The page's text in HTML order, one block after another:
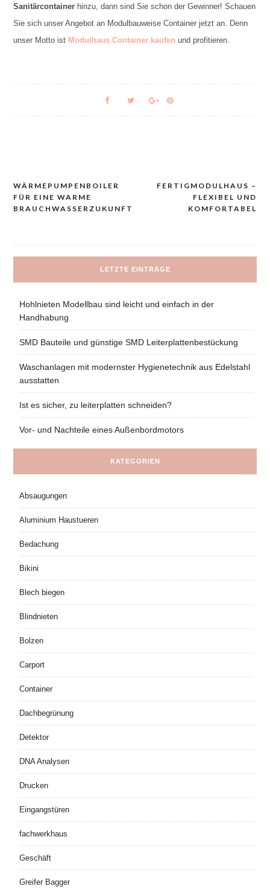
Sanitärcontainerhinzu, dann sind Sie schon der Gewinner! Schauen
Sie sich unser Angebot an Modulbauweise Container jetzt an. Denn
unser Motto ist Modulhaus Container kaufen und profitieren.
Navigacija
prispevka
WÄRMEPUMPENBOILER
FÜR EINE WARME
BRAUCHWASSERZUKUNFT
FERTIGMODULHAUS –
FLEXIBEL UND
KOMFORTABEL
LETZTE EINTRÄGE
Hohlnieten Modellbau sind leicht und einfach in der
Handhabung
SMD Bauteile und günstige SMD Leiterplattenbestückung
Waschanlagen mit modernster Hygienetechnik aus Edelstahl
ausstatten
Ist es sicher, zu leiterplatten schneiden?
Vor- und Nachteile eines Außenbordmotors
KATEGORIEN
Absaugungen
Aluminium Haustueren
Bedachung
Bikini
Blech biegen
Blindnieten
Bolzen
Carport
Container
Dachbegrünung
Detektor
DNA Analysen
Drucken
Eingangstüren
fachwerkhaus
Geschäft
Greifer Bagger